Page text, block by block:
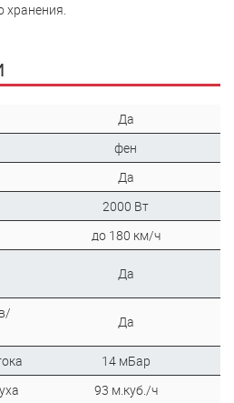
хранения.
Да
фен
Да
2000 Вт
до 180 км/ч
Да
Да
14 мБар
93 м.куб./ч